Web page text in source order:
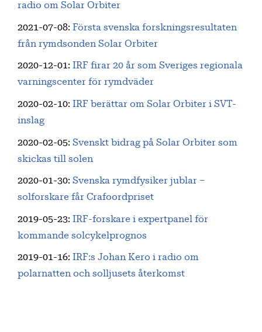
radio om Solar Orbiter
2021-07-08: Första svenska forskningsresultaten
från rymdsonden Solar Orbiter
2020-12-01: IRF firar 20 år som Sveriges regionala
varningscenter för rymdväder
2020-02-10:
IRF berättar om Solar Orbiter i SVT-
inslag
2020-02-05: Svenskt bidrag på Solar Orbiter som
skickas till solen
2020-01-30: Svenska rymdfysiker jublar –
solforskare får Crafoordpriset
2019-05-23:
IRF-forskare i expertpanel för
kommande solcykelprognos
2019-01-16: IRF:s Johan Kero i radio om
polarnatten och solljusets återkomst